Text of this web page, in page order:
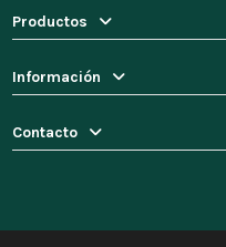
Productos
Información
Contacto